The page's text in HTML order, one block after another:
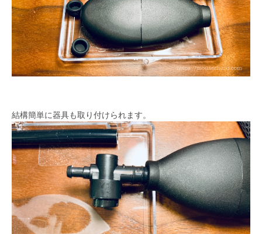
結構簡単に器具も取り付けられます。